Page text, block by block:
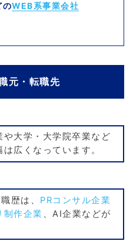
のWEB系事業会社
元・転職先
大学・大学院卒業など
広くなっています。
歴は、 PRコンサル企業
制作企業 、AI企業などが